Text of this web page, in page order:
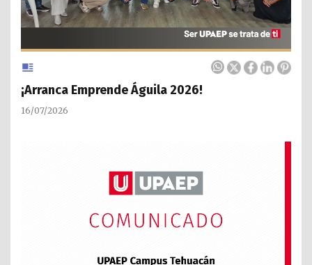
¡Arranca Emprende Águila 2026!
16/07/2026